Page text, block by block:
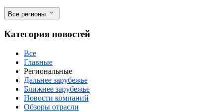
Платное размещение
Все регионы
Категория новостей
Все
Главные
Региональные
Дальнее зарубежье
Ближнее зарубежье
Новости компаний
Обзоры отрасли